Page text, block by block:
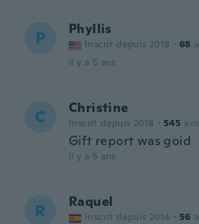
P Phyllis
Inscrit depuis 2018 · 68
il y a 5 ans
C Christine
Inscrit depuis 2018 · 545
Gift report was goid
il y a 5 ans
R Raquel
Inscrit depuis 2014 · 56